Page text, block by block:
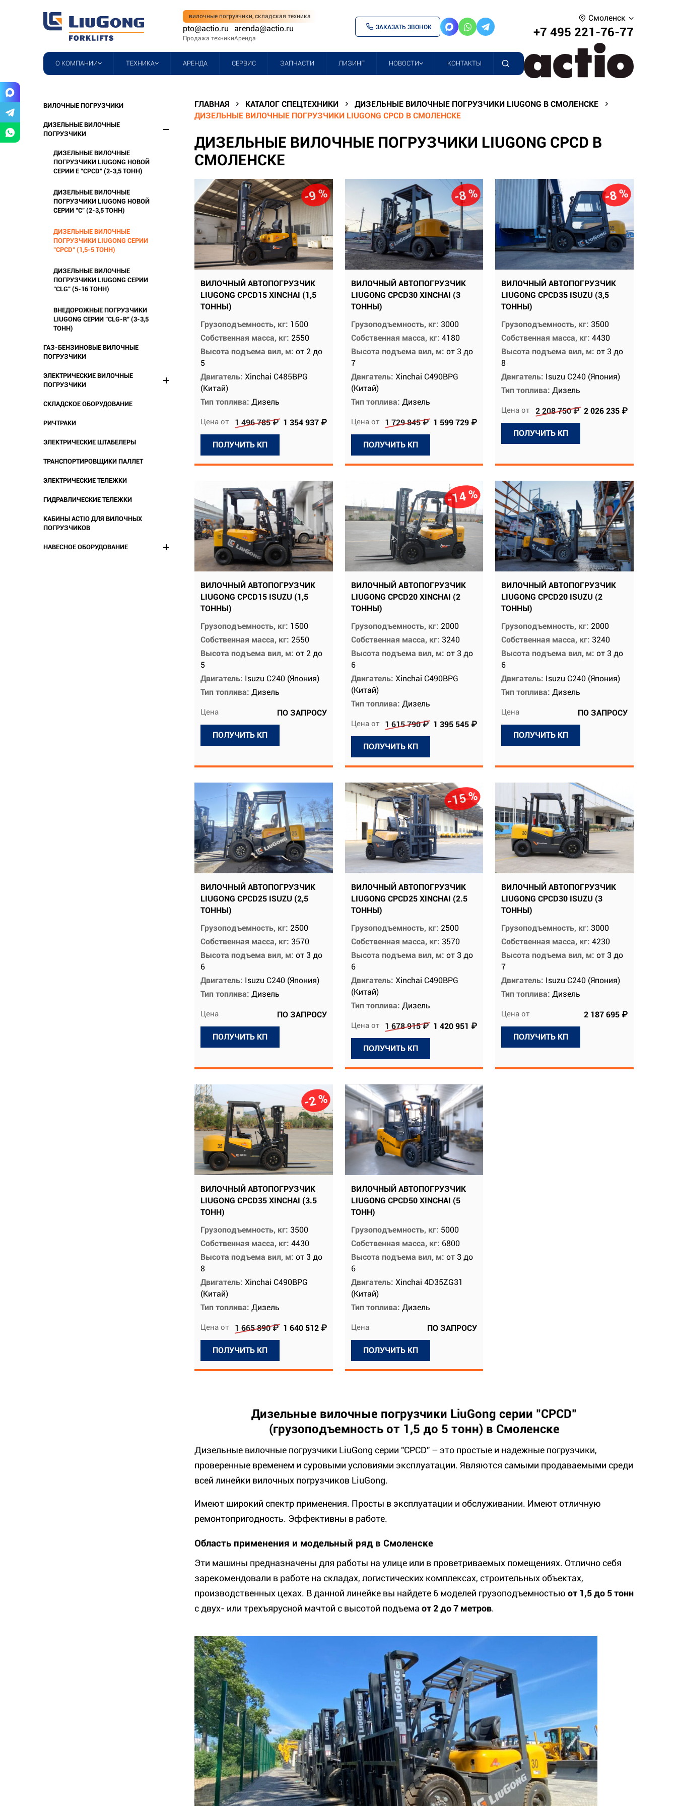
вилочные погрузчики, складская техника
pto@actio.ru
Продажа техники
arenda@actio.ru
Аренда
ЗАКАЗАТЬ ЗВОНОК
Смоленск
+7 495 221-76-77
О КОМПАНИИ ТЕХНИКА АРЕНДА СЕРВИС ЗАПЧАСТИ ЛИЗИНГ НОВОСТИ КОНТАКТЫ
ВИЛОЧНЫЕ ПОГРУЗЧИКИ
ДИЗЕЛЬНЫЕ ВИЛОЧНЫЕ
ПОГРУЗЧИКИ
ДИЗЕЛЬНЫЕ ВИЛОЧНЫЕ
ПОГРУЗЧИКИ LIUGONG НОВОЙ
СЕРИИ Е "CPCD" (2-3,5 ТОНН)
ДИЗЕЛЬНЫЕ ВИЛОЧНЫЕ
ПОГРУЗЧИКИ LIUGONG НОВОЙ
СЕРИИ "C" (2-3,5 ТОНН)
ДИЗЕЛЬНЫЕ ВИЛОЧНЫЕ
ПОГРУЗЧИКИ LIUGONG СЕРИИ
"CPCD" (1,5-5 ТОНН)
ДИЗЕЛЬНЫЕ ВИЛОЧНЫЕ
ПОГРУЗЧИКИ LIUGONG СЕРИИ
"CLG" (5-16 ТОНН)
ВНЕДОРОЖНЫЕ ПОГРУЗЧИКИ
LIUGONG СЕРИИ "CLG-R" (3-3,5
ТОНН)
ГАЗ-БЕНЗИНОВЫЕ ВИЛОЧНЫЕ
ПОГРУЗЧИКИ
ЭЛЕКТРИЧЕСКИЕ ВИЛОЧНЫЕ
ПОГРУЗЧИКИ
СКЛАДСКОЕ ОБОРУДОВАНИЕ
РИЧТРАКИ
ЭЛЕКТРИЧЕСКИЕ ШТАБЕЛЕРЫ
ТРАНСПОРТИРОВЩИКИ ПАЛЛЕТ
ЭЛЕКТРИЧЕСКИЕ ТЕЛЕЖКИ
ГИДРАВЛИЧЕСКИЕ ТЕЛЕЖКИ
КАБИНЫ ACTIO ДЛЯ ВИЛОЧНЫХ
ПОГРУЗЧИКОВ
НАВЕСНОЕ ОБОРУДОВАНИЕ
ГЛАВНАЯ КАТАЛОГ СПЕЦТЕХНИКИ
ДИЗЕЛЬНЫЕ ВИЛОЧНЫЕ ПОГРУЗЧИКИ LIUGONG В СМОЛЕНСКЕ
ДИЗЕЛЬНЫЕ ВИЛОЧНЫЕ ПОГРУЗЧИКИ LIUGONG CPCD В СМОЛЕНСКЕ
ДИЗЕЛЬНЫЕ ВИЛОЧНЫЕ ПОГРУЗЧИКИ LIUGONG CPCD В
СМОЛЕНСКЕ
-9 %
ВИЛОЧНЫЙ АВТОПОГРУЗЧИК
LIUGONG CPCD15 XINCHAI (1,5
ТОННЫ)
Грузоподъемность, кг: 1500
Собственная масса, кг: 2550
Высота подъема вил, м: от 2 до
5
Двигатель: Xinchai C485BPG
(Китай)
Тип топлива: Дизель
Цена от 1 496 785 ₽ 1 354 937 ₽
ПОЛУЧИТЬ КП
-8 %
ВИЛОЧНЫЙ АВТОПОГРУЗЧИК
LIUGONG CPCD30 XINCHAI (3
ТОННЫ)
Грузоподъемность, кг: 3000
Собственная масса, кг: 4180
Высота подъема вил, м: от 3 до
7
Двигатель: Xinchai C490BPG
(Китай)
Тип топлива: Дизель
Цена от 1 729 845 ₽ 1 599 729 ₽
ПОЛУЧИТЬ КП
-8 %
ВИЛОЧНЫЙ АВТОПОГРУЗЧИК
LIUGONG CPCD35 ISUZU (3,5
ТОННЫ)
Грузоподъемность, кг: 3500
Собственная масса, кг:4430
Высота подъема вил, м:от 3 до
8
Двигатель: Isuzu C240 (Япония)
Тип топлива:Дизель
Цена от 2 208 750 ₽ 2 026 235 ₽
ПОЛУЧИТЬ КП
ВИЛОЧНЫЙ АВТОПОГРУЗЧИК
LIUGONG CPCD15 ISUZU (1,5
ТОННЫ)
Грузоподъемность, кг: 1500
Собственная масса, кг: 2550
Высота подъема вил, м: от 2 до
5
Двигатель: Isuzu C240 (Япония)
Тип топлива: Дизель
Цена ПО ЗАПРОСУ
ПОЛУЧИТЬ КП
-14 %
ВИЛОЧНЫЙ АВТОПОГРУЗЧИК
LIUGONG CPCD20 XINCHAI (2
ТОННЫ)
Грузоподъемность, кг: 2000
Собственная масса, кг: 3240
Высота подъема вил, м: от 3 до
6
Двигатель: Xinchai C490BPG
(Китай)
Тип топлива: Дизель
Цена от 1 615 790 ₽ 1 395 545 ₽
ПОЛУЧИТЬ КП
ВИЛОЧНЫЙ АВТОПОГРУЗЧИК
LIUGONG CPCD20 ISUZU (2
ТОННЫ)
Грузоподъемность, кг: 2000
Собственная масса, кг: 3240
Высота подъема вил, м:от 3 до
6
Двигатель: Isuzu C240 (Япония)
Тип топлива:Дизель
Цена ПО ЗАПРОСУ
ПОЛУЧИТЬ КП
ВИЛОЧНЫЙ АВТОПОГРУЗЧИК
LIUGONG CPCD25 ISUZU (2,5
ТОННЫ)
Грузоподъемность, кг: 2500
Собственная масса, кг: 3570
Высота подъема вил, м: от 3 до
6
Двигатель: Isuzu C240 (Япония)
Тип топлива: Дизель
Цена ПО ЗАПРОСУ
ПОЛУЧИТЬ КП
-15 %
ВИЛОЧНЫЙ АВТОПОГРУЗЧИК
LIUGONG CPCD25 XINCHAI (2.5
ТОННЫ)
Грузоподъемность, кг: 2500
Собственная масса, кг: 3570
Высота подъема вил, м: от 3 до
6
Двигатель: Xinchai C490BPG
(Китай)
Тип топлива: Дизель
Цена от 1 678 915 ₽ 1 420 951 ₽
ПОЛУЧИТЬ КП
ВИЛОЧНЫЙ АВТОПОГРУЗЧИК
LIUGONG CPCD30 ISUZU (3
ТОННЫ)
Грузоподъемность, кг: 3000
Собственная масса, кг:4230
Высота подъема вил, м:от 3 до
7
Двигатель: Isuzu C240 (Япония)
Тип топлива:Дизель
Цена от 2 187 695 ₽
ПОЛУЧИТЬ КП
-2 %
ВИЛОЧНЫЙ АВТОПОГРУЗЧИК
LIUGONG CPCD35 XINCHAI (3.5
ТОНН)
Грузоподъемность, кг: 3500
Собственная масса, кг: 4430
Высота подъема вил, м: от 3 до
8
Двигатель: Xinchai C490BPG
(Китай)
Тип топлива: Дизель
Цена от 1 665 890 ₽ 1 640 512 ₽
ПОЛУЧИТЬ КП
ВИЛОЧНЫЙ АВТОПОГРУЗЧИК
LIUGONG CPCD50 XINCHAI (5
ТОНН)
Грузоподъемность, кг: 5000
Собственная масса, кг: 6800
Высота подъема вил, м: от 3 до
6
Двигатель: Xinchai 4D35ZG31
(Китай)
Тип топлива: Дизель
Цена ПО ЗАПРОСУ
ПОЛУЧИТЬ КП
Дизельные вилочные погрузчики LiuGong серии "CPCD"
(грузоподъемность от 1,5 до 5 тонн) в Смоленске
Дизельные вилочные погрузчики LiuGong серии "CPCD" – это простые и надежные погрузчики,
проверенные временем и суровыми условиями эксплуатации. Являются самыми продаваемыми среди
всей линейки вилочных погрузчиков LiuGong.
Имеют широкий спектр применения. Просты в эксплуатации и обслуживании. Имеют отличную
ремонтопригодность. Эффективны в работе.
Область применения и модельный ряд в Смоленске
Эти машины предназначены для работы на улице или в проветриваемых помещениях. Отлично себя
зарекомендовали в работе на складах, логистических комплексах, строительных объектах,
производственных цехах. В данной линейке вы найдете 6 моделей грузоподъемностью от 1,5 до 5 тонн
с двух- или трехъярусной мачтой с высотой подъема от 2 до 7 метров.